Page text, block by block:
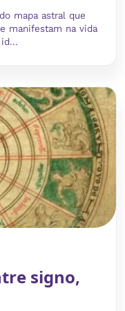
mapa astral que
manifestam na vida
signo,